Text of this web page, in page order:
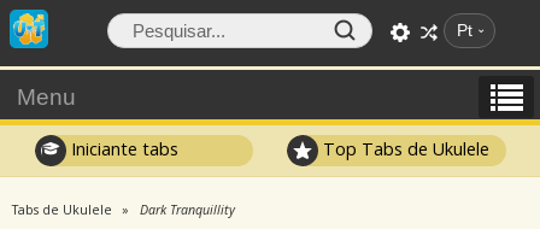
Pt
Menu
Iniciante tabs Top Tabs de Ukulele
Tabs de Ukulele Dark Tranquillity